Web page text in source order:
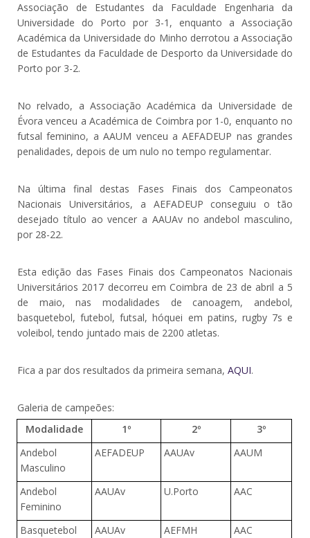
Associação de Estudantes da Faculdade Engenharia da
Universidade do Porto por 3-1, enquanto a Associação
Académica da Universidade do Minho derrotou a Associação
de Estudantes da Faculdade de Desporto da Universidade do
Porto por 3-2.
No relvado, a Associação Académica da Universidade de
Évora venceu a Académica de Coimbra por 1-0, enquanto no
futsal feminino, a AAUM venceu a AEFADEUP nas grandes
penalidades, depois de um nulo no tempo regulamentar.
Na última final destas Fases Finais dos Campeonatos
Nacionais Universitários, a AEFADEUP conseguiu o tão
desejado título ao vencer a AAUAv no andebol masculino,
por 28-22.
Esta edição das Fases Finais dos Campeonatos Nacionais
Universitários 2017 decorreu em Coimbra de 23 de abril a 5
de maio, nas modalidades de canoagem, andebol,
basquetebol, futebol, futsal, hóquei em patins, rugby 7s e
voleibol, tendo juntado mais de 2200 atletas.
Fica a par dos resultados da primeira semana, AQUI.
Galeria de campeões:
Modalidade
1º 2º
3º
Andebol
Masculino
AEFADEUP AAUAv AAUM
Andebol
Feminino
AAUAv U.Porto AAC
Basquetebol
AAUAv AEFMH AAC